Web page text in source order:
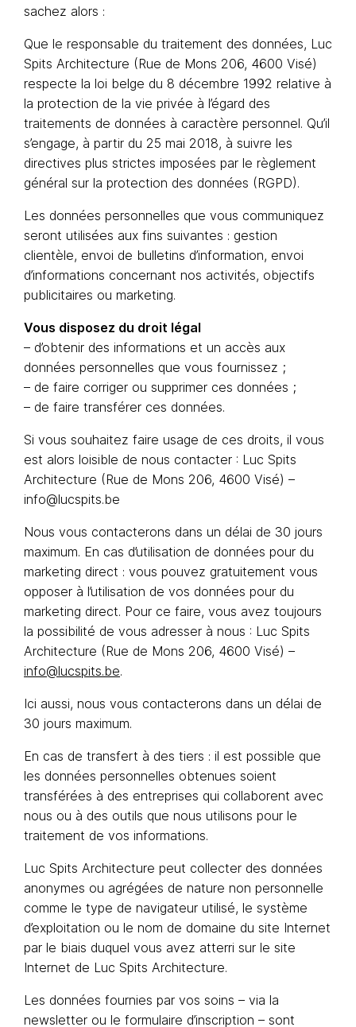
sachez alors :
Que le responsable du traitement des données, Luc
Spits Architecture (Rue de Mons 206, 4600 Visé)
respecte la loi belge du 8 décembre 1992 relative à
la protection de la vie privée à l’égard des
traitements de données à caractère personnel. Qu’il
s’engage, à partir du 25 mai 2018, à suivre les
directives plus strictes imposées par le règlement
général sur la protection des données (RGPD).
Les données personnelles que vous communiquez
seront utilisées aux fins suivantes : gestion
clientèle, envoi de bulletins d’information, envoi
d’informations concernant nos activités, objectifs
publicitaires ou marketing.
Vous disposez du droit légal
– d’obtenir des informations et un accès aux
données personnelles que vous fournissez ;
– de faire corriger ou supprimer ces données ;
– de faire transférer ces données.
Si vous souhaitez faire usage de ces droits, il vous
est alors loisible de nous contacter : Luc Spits
Architecture (Rue de Mons 206, 4600 Visé) –
info@lucspits.be
Nous vous contacterons dans un délai de 30 jours
maximum. En cas d’utilisation de données pour du
marketing direct : vous pouvez gratuitement vous
opposer à l’utilisation de vos données pour du
marketing direct. Pour ce faire, vous avez toujours
la possibilité de vous adresser à nous : Luc Spits
Architecture (Rue de Mons 206, 4600 Visé) –
info@lucspits.be.
Ici aussi, nous vous contacterons dans un délai de
30 jours maximum.
En cas de transfert à des tiers : il est possible que
les données personnelles obtenues soient
transférées à des entreprises qui collaborent avec
nous ou à des outils que nous utilisons pour le
traitement de vos informations.
Luc Spits Architecture peut collecter des données
anonymes ou agrégées de nature non personnelle
comme le type de navigateur utilisé, le système
d’exploitation ou le nom de domaine du site Internet
par le biais duquel vous avez atterri sur le site
Internet de Luc Spits Architecture.
Les données fournies par vos soins – via la
newsletter ou le formulaire d’inscription – sont